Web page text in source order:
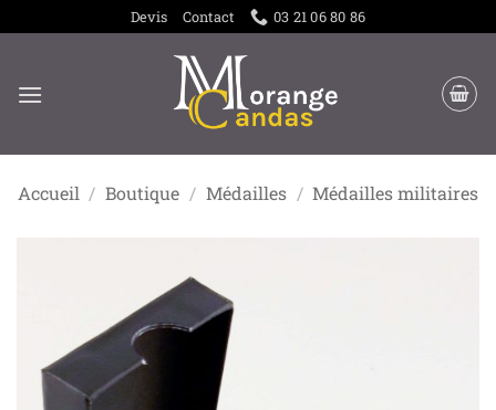
au
Devis Contact 03 21 06 80 86
Accueil / Boutique / Médailles / Médailles militaires